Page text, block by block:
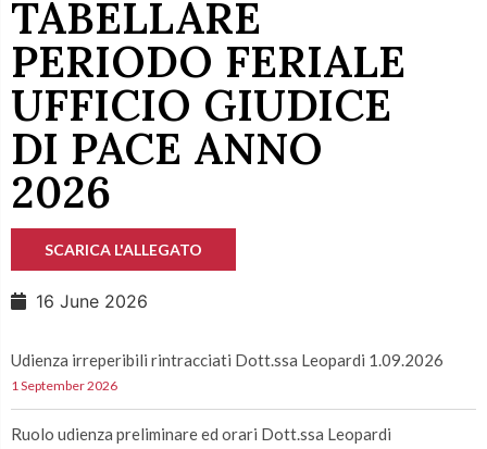
TABELLARE
PERIODO FERIALE
UFFICIO GIUDICE
DI PACE ANNO
2026
SCARICA L'ALLEGATO
16 June 2026
Udienza irreperibili rintracciati Dott.ssa Leopardi 1.09.2026
1 September 2026
Ruolo udienza preliminare ed orari Dott.ssa Leopardi